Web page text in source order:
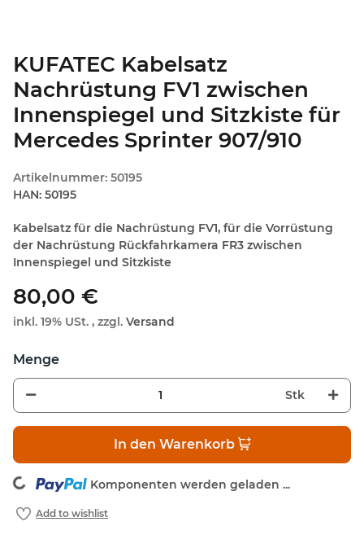
KUFATEC Kabelsatz
Nachrüstung FV1 zwischen
Innenspiegel und Sitzkiste für
Mercedes Sprinter 907/910
Artikelnummer: 50195
HAN: 50195
Kabelsatz für die Nachrüstung FV1, für die Vorrüstung
der Nachrüstung Rückfahrkamera FR3 zwischen
Innenspiegel und Sitzkiste
80,00 €
inkl. 19% USt. , zzgl. Versand
Stk
In den Warenkorb
Komponenten werden geladen ...